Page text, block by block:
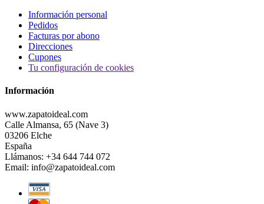
Información personal
Pedidos
Facturas por abono
Direcciones
Cupones
Tu configuración de cookies
Información
www.zapatoideal.com
Calle Almansa, 65 (Nave 3)
03206 Elche
España
Llámanos: +34 644 744 072
Email: info@zapatoideal.com